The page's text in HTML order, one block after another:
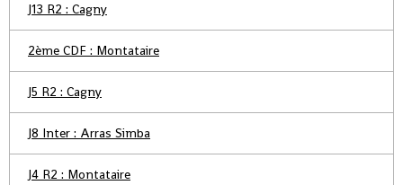
J13 R2 : Cagny
2ème CDF : Montataire
J5 R2 : Cagny
J8 Inter : Arras Simba
J4 R2 : Montataire